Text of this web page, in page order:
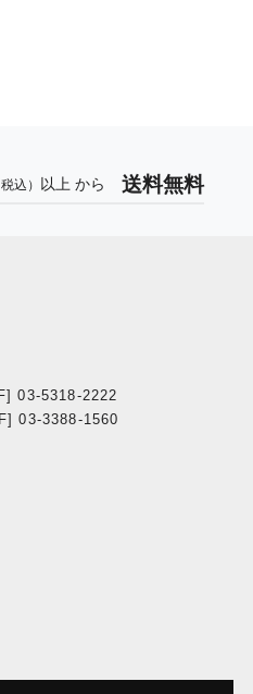
税込） 以上 から 送料無料
03-5318-2222
03-3388-1560